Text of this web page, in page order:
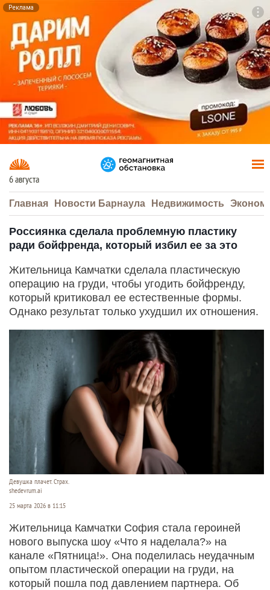
Реклама
6 августа
Главная Новости Барнаула Недвижимость
Россиянка сделала проблемную пластику
ради бойфренда, который избил ее за это
Жительница Камчатки сделала пластическую
операцию на груди, чтобы угодить бойфренду,
который критиковал ее естественные формы.
Однако результат только ухудшил их отношения.
Девушка плачет. Страх.
shedevrum.ai
25 марта 2026 в 11:15
Жительница Камчатки София стала героиней
нового выпуска шоу «Что я наделала?» на
канале «Пятница!». Она поделилась неудачным
опытом пластической операции на груди, на
который пошла под давлением партнера. Об